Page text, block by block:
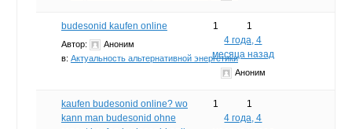
budesonid kaufen online
Автор:
Аноним
в: Актуальность альтернативной энергетики
1
1
4 года, 4
месяца назад
Аноним
kaufen budesonid online? wo
kann man budesonid ohne
1
1
4 года, 4